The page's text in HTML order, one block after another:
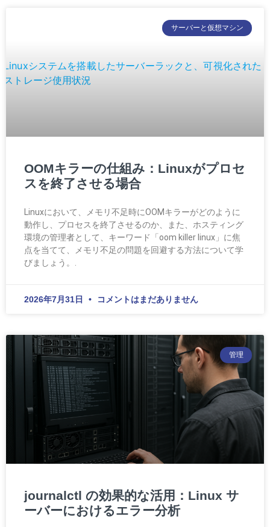
サーバーと仮想マシン
OOMキラーの仕組み：Linuxがプロセ
スを終了させる場合
Linuxにおいて、メモリ不足時にOOMキラーがどのように
動作し、プロセスを終了させるのか、また、ホスティング
環境の管理者として、キーワード「oom killer linux」に焦
点を当てて、メモリ不足の問題を回避する方法について学
びましょう。.
2026年7月31日 コメントはまだありません
管理
journalctl の効果的な活用：Linux サ
ーバーにおけるエラー分析